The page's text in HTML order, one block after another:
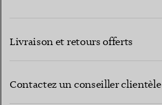
Livraison et retours offerts
Contactez un conseiller clientèle